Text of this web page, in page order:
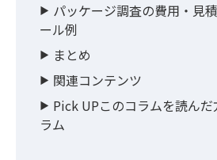
パッケージ調査の費用・見
ール例
まとめ
関連コンテンツ
Pick UPこのコラムを読ん
ラム